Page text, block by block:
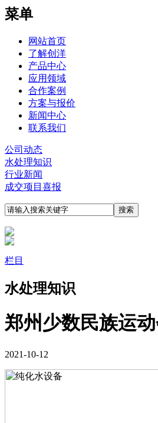
菜单
网站首页
了解创洋
产品中心
应用领域
合作案例
方案与报价
新闻中心
联系我们
公司动态
水处理知识
行业新闻
成交项目喜报
栏目
水处理知识
郑州少数民族运
2021-10-12